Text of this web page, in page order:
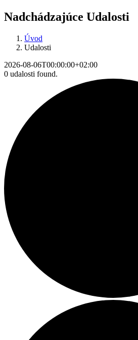
Nadchádzajúce Udalosti
Úvod
Udalosti
2026-08-06T00:00:00+02:00
0 udalosti found.